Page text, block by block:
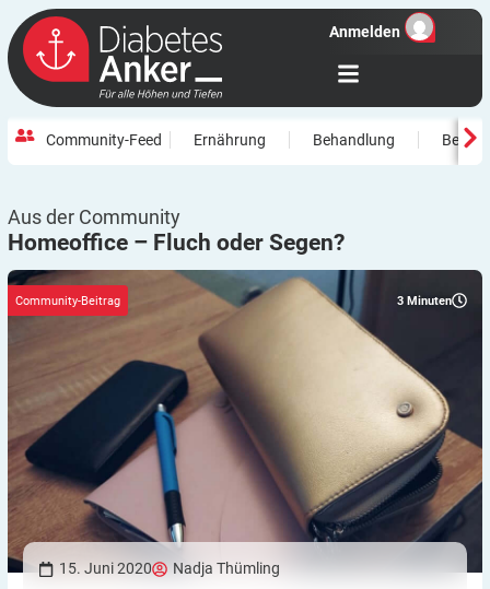
Anmelden
Community-Feed Ernährung Behandlung
Aus der Community
Homeoffice – Fluch oder Segen?
3 Minuten
Community-Beitrag
15. Juni 2020 Nadja Thümling